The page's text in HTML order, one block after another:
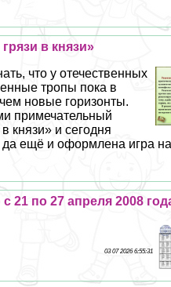
в князи»
что у отечественных
тропы пока в
новые горизонты.
примечательный
князи» и сегодня
ещё и оформлена игра на
21 по 27 апреля 2008
03 07 2026 6:55:31